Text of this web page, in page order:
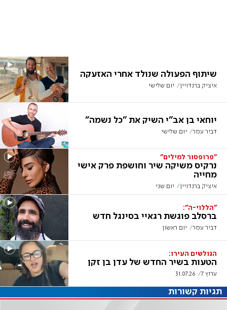
שיתוף הפעולה שנולד אחרי האזעקה
איציק ברנדויין יום שלישי
יוחאי בן אב"י השיק את "כל נשמה"
דביר עמר יום שלישי
"פרופסור למילים"
נרקיס משיקה שיר וחושפת פרק אישי
מחייה
איציק ברנדויין יום שני
"הללוי-ה":
ברסלב פוגשת רגאיי בסינגל חדש
דביר עמר יום ראשון
הגולשים העירו:
הטעות בשיר החדש של עדן בן זקן
ערוץ 7 31.07.26
תגיות קשורות